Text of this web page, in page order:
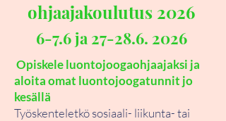
ohjaajakoulutus 2026
6-7.6 ja 27-28.6. 2026
Opiskele luontojoogaohjaajaksi ja
aloita omat luontojoogatunnit jo
kesällä
Työskenteletkö sosiaali- liikunta- tai